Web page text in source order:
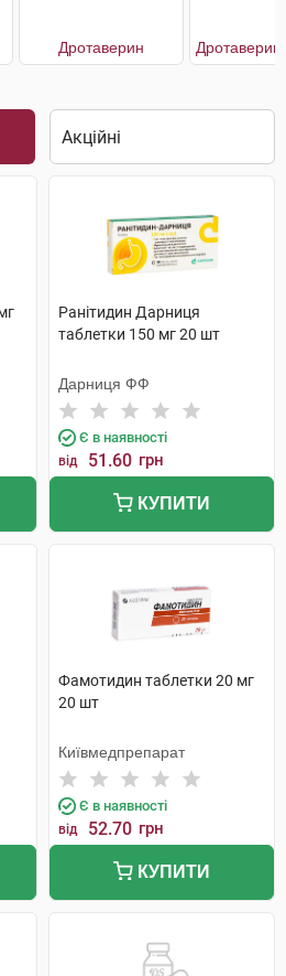
Дротаверин
Ранітидин Дарниця
таблетки 150 мг 20 шт
Дарниця ФФ
Є в наявності
від 51.60 грн
КУПИТИ
Фамотидин таблетки 20 мг
20 шт
Київмедпрепарат
Є в наявності
від 52.70 грн
КУПИТИ